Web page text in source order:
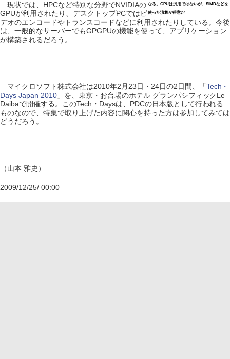
なる。GPUは汎用ではないが、SIMDなどを
使った演算が得意だ
現状では、HPCなど特別な分野でNVIDIAの
GPUが利用されたり、デスクトップPCではビ
デオのエンコードやトランスコードなどに利用されたりしている。今後
は、一般的なサーバーでもGPGPUの機能を使って、アプリケーション
が構築されるだろう。
マイクロソフト株式会社は2010年2月23日・24日の2日間、「Tech・
Days Japan 2010」を、東京・お台場のホテル グランパシフィックLe
Daibaで開催する。このTech・Daysは、PDCの日本版として行われる
ものなので、特集で取り上げた内容に関心を持った方は参加してみては
どうだろう。
（山本 雅史）
2009/12/25/ 00:00